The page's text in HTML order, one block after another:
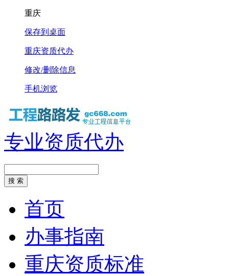
重庆
保存到桌面
重庆资质代办
修改/删除信息
手机浏览
专业资质代办
首页
办事指南
重庆资质标准